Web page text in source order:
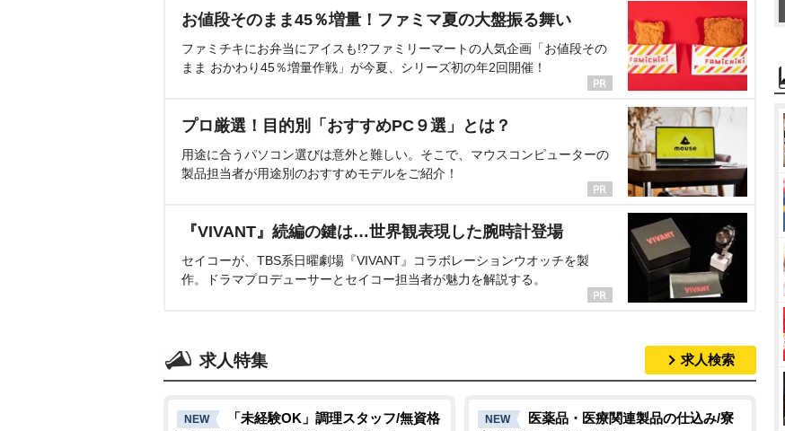
お値段そのまま45％増量！ファミマ夏の大盤振る舞い
ファミチキにお弁当にアイスも!?ファミリーマートの人気企画「お値段その
まま おかわり45％増量作戦」が今夏、シリーズ初の年2回開催！
プロ厳選！目的別「おすすめPC９選」とは？
用途に合うパソコン選びは意外と難しい。そこで、マウスコンピューターの
製品担当者が用途別のおすすめモデルをご紹介！
『VIVANT』続編の鍵は…世界観表現した腕時計登場
セイコーが、TBS系日曜劇場『VIVANT』コラボレーションウオッチを製
作。ドラマプロデューサーとセイコー担当者が魅力を解説する。
求人特集 求人検索
NEW
「未経験OK」調理スタッフ/無資格
NEW
医薬品・医療関連製品の仕込み/寮